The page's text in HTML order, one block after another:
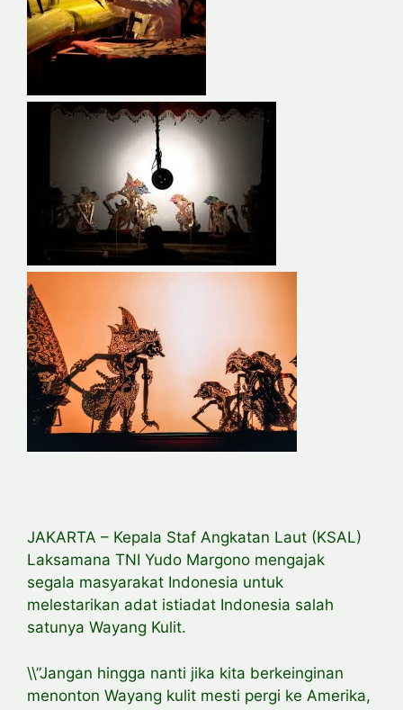
JAKARTA – Kepala Staf Angkatan Laut (KSAL)
Laksamana TNI Yudo Margono mengajak
segala masyarakat Indonesia untuk
melestarikan adat istiadat Indonesia salah
satunya Wayang Kulit.
\\”Jangan hingga nanti jika kita berkeinginan
menonton Wayang kulit mesti pergi ke Amerika,